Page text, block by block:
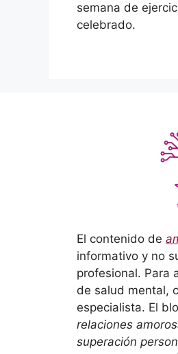
semana de
celebrado.
El contenido de
informativo y no
profesional. Para
de salud mental,
especialista. El
relaciones
superación